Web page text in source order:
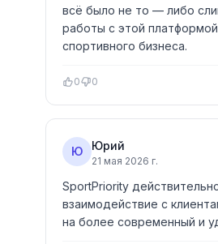
всё было не то — либо
работы с этой
спортивного бизнеса.
0 0
Ю Юрий
21 мая 2026 г.
SportPriority
взаимодействие с
на более современный и